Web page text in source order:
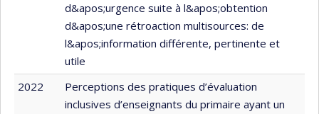
d&apos;urgence suite à l&apos;obtention
d&apos;une rétroaction multisources: de
l&apos;information différente, pertinente et
utile
2022
Perceptions des pratiques d’évaluation
inclusives d’enseignants du primaire ayant un